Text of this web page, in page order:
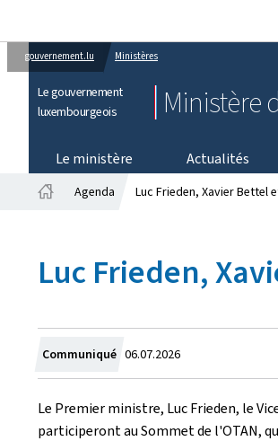
gouvernement.lu Ministères
Le gouvernement
luxembourgeois
Ministère
Le ministère Actualités
Agenda Luc Frieden, Xavier Bettel
Luc Frieden,
Communiqué Crée
le
06.07.2026
Le Premier ministre, Luc Frieden, le
participeront au Sommet de l'OTAN,